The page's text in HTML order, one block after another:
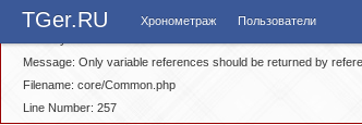
A PHP Error was encountered
Message: Only variable references should be returned by
Filename: core/Common.php
Line Number: 257
TGer.RU Хронометраж Пользователи